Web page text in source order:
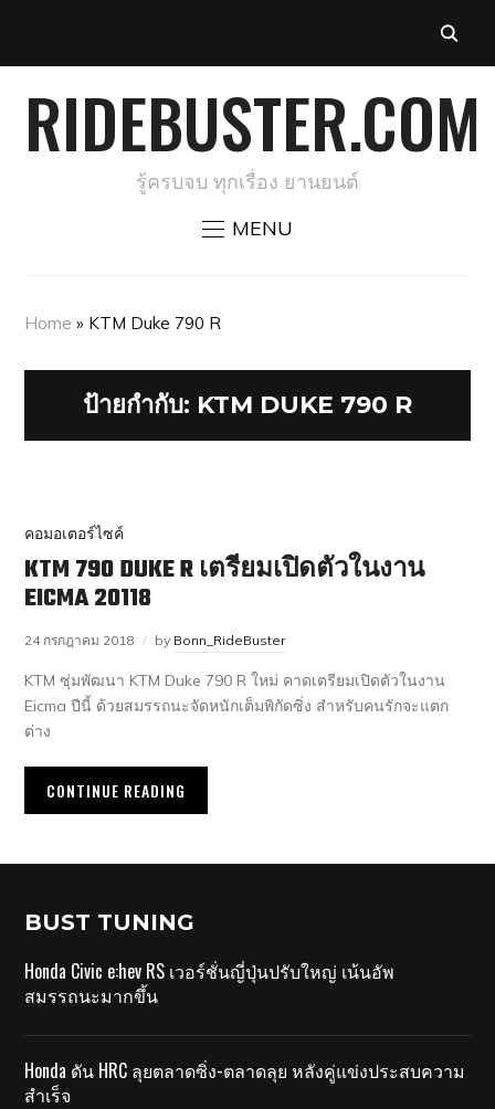
RIDEBUSTER.COM
รู้ครบจบ ทุกเรื่อง ยานยนต์
MENU
Home » KTM Duke 790 R
ป้ายกำกับ: KTM DUKE 790 R
คอมอเตอร์ไซค์
KTM 790 DUKE R เตรียมเปิดตัวในงาน
EICMA 20118
24 กรกฎาคม 2018 by Bonn_RideBuster
KTM ซุ่มพัฒนา KTM Duke 790 R ใหม่ คาดเตรียมเปิดตัวในงาน
Eicma ปีนี้ ด้วยสมรรถนะจัดหนักเต็มพิกัดซิ่ง สำหรับคนรักจะแตก
ต่าง
CONTINUE READING
BUST TUNING
Honda Civic e:hev RS เวอร์ชั่นญี่ปุ่นปรับใหญ่ เน้นอัพ
สมรรถนะมากขึ้น
Honda ดัน HRC ลุยตลาดซิ่ง-ตลาดลุย หลังคู่แข่งประสบความ
สำเร็จ